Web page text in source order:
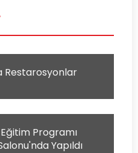
Restarosyonlar
Programı
Yapıldı